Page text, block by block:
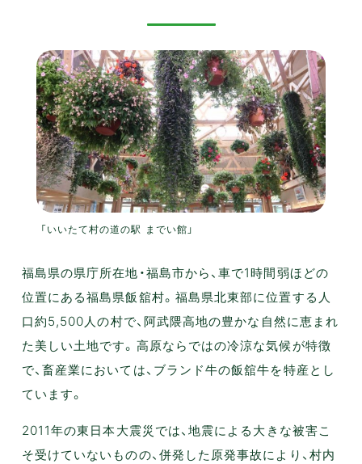
「いいたて村の道の駅 までい館」
福島県の県庁所在地・福島市から、車で1時間弱ほどの
位置にある福島県飯舘村。福島県北東部に位置する人
口約5,500人の村で、阿武隈高地の豊かな自然に恵まれ
た美しい土地です。高原ならではの冷涼な気候が特徴
で、畜産業においては、ブランド牛の飯舘牛を特産とし
ています。
2011年の東日本大震災では、地震による大きな被害こ
そ受けていないものの、併発した原発事故により、村内